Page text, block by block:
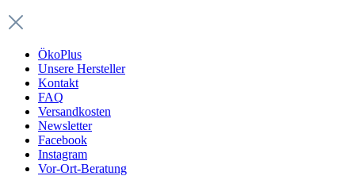
ÖkoPlus
Unsere Hersteller
Kontakt
FAQ
Versandkosten
Newsletter
Facebook
Instagram
Vor-Ort-Beratung